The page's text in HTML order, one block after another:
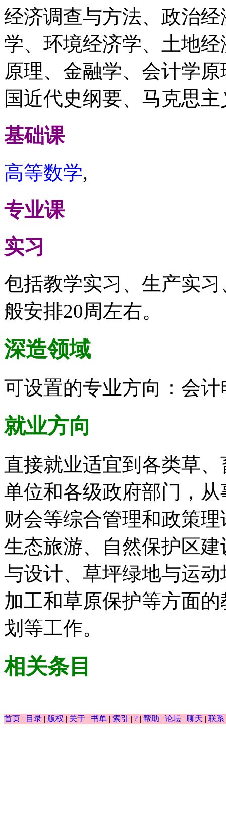
经济调查与方法、政治
学、环境经济学、土地
原理、金融学、会计学
国近代史纲要、马克思
基础课
高等数学,
专业课
实习
包括教学实习、生产实
般安排20周左右。
深造领域
可设置的专业方向：会
就业方向
直接就业适宜到各类草
单位和各级政府部门，
财会等综合管理和政策
生态旅游、自然保护区
与设计、草坪绿地与运
加工和草原保护等方面
划等工作。
相关条目
首页 | 目录 | 版权 | 关于 | 书单 | 索引 | ? | 帮助 | 论坛 | 聊天 | 联系